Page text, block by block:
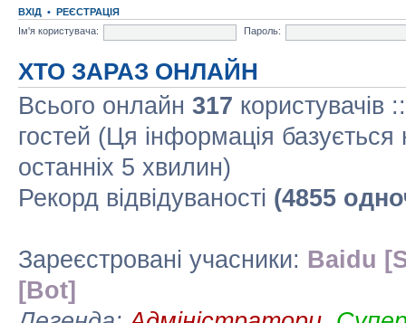
ВХІД • РЕЄСТРАЦІЯ
Ім'я користувача:
Пароль:
ХТО ЗАРАЗ ОНЛАЙН
Всього онлайн 317 користувачів
гостей (Ця інформація базується
останніх 5 хвилин)
Рекорд відвідуваності (4855
Зареєстровані учасники: Baidu
[Bot]